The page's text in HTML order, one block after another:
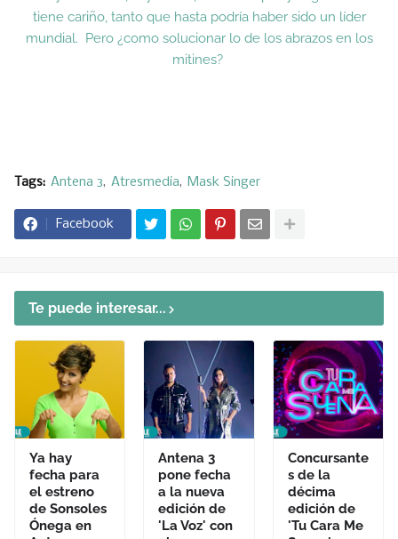
tiene cariño, tanto que hasta podría haber sido un líder
mundial. Pero ¿como solucionar lo de los abrazos en los
mitines?
Tags: Antena 3 Atresmedia Mask Singer
Facebook
Te puede interesar...
Ya hay
fecha para
el estreno
de Sonsoles
Ónega en
Antena 3
pone fecha
a la nueva
edición de
'La Voz' con
Concursante
s de la
décima
edición de
'Tu Cara Me